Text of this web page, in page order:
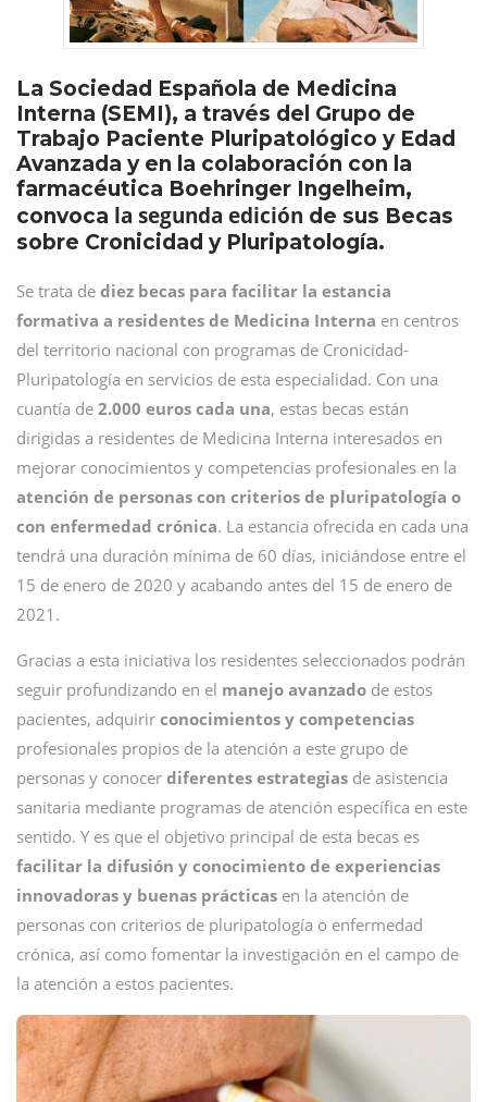
La Sociedad Española de Medicina
Interna (SEMI), a través del Grupo de
Trabajo Paciente Pluripatológico y Edad
Avanzada y en la colaboración con la
farmacéutica Boehringer Ingelheim,
convoca la segunda edición de sus Becas
sobre Cronicidad y Pluripatología.
Se trata de diez becas para facilitar la estancia
formativa a residentes de Medicina Interna en centros
del territorio nacional con programas de Cronicidad-
Pluripatología en servicios de esta especialidad. Con una
cuantía de 2.000 euros cada una, estas becas están
dirigidas a residentes de Medicina Interna interesados en
mejorar conocimientos y competencias profesionales en la
atención de personas con criterios de pluripatología o
con enfermedad crónica. La estancia ofrecida en cada una
tendrá una duración mínima de 60 días, iniciándose entre el
15 de enero de 2020 y acabando antes del 15 de enero de
2021.
Gracias a esta iniciativa los residentes seleccionados podrán
seguir profundizando en el manejo avanzado de estos
pacientes, adquirir conocimientos y competencias
profesionales propios de la atención a este grupo de
personas y conocer diferentes estrategias de asistencia
sanitaria mediante programas de atención específica en este
sentido. Y es que el objetivo principal de esta becas es
facilitar la difusión y conocimiento de experiencias
innovadoras y buenas prácticas en la atención de
personas con criterios de pluripatología o enfermedad
crónica, así como fomentar la investigación en el campo de
la atención a estos pacientes.